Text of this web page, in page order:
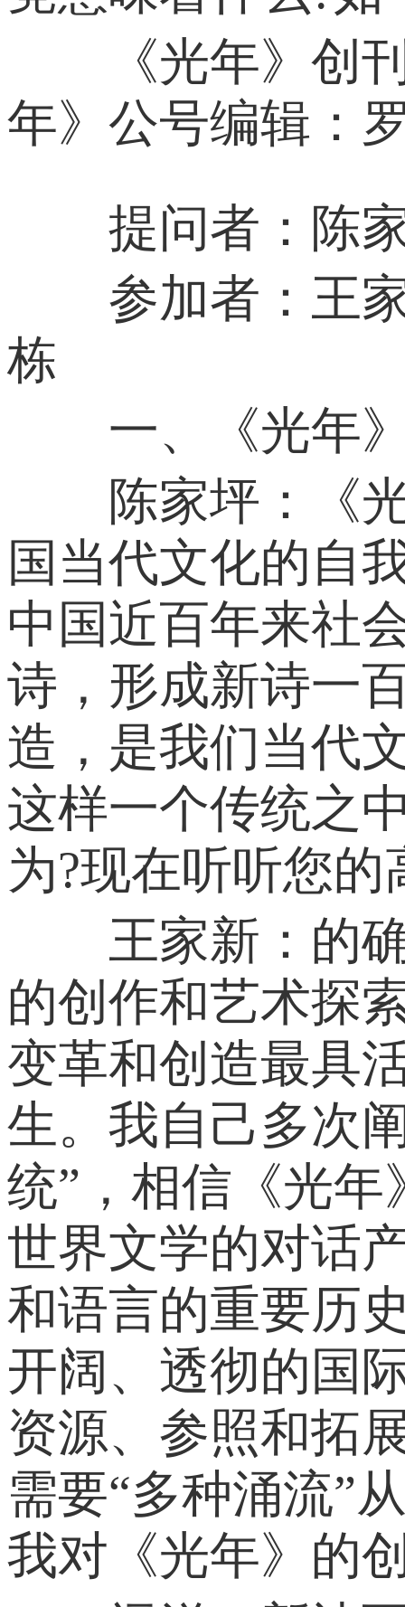
《光年》创刊
年》公号编辑：
提问者：陈
参加者：王家
栋
一、《光年》
陈家坪：《光
国当代文化的自
中国近百年来社
诗，形成新诗一
造，是我们当代
这样一个传统之
为?现在听听您的
王家新：的确
的创作和艺术探
变革和创造最具
生。我自己多次
统”，相信《光
世界文学的对话
和语言的重要历
开阔、透彻的国
资源、参照和拓
需要“多种涌流”
我对《光年》的